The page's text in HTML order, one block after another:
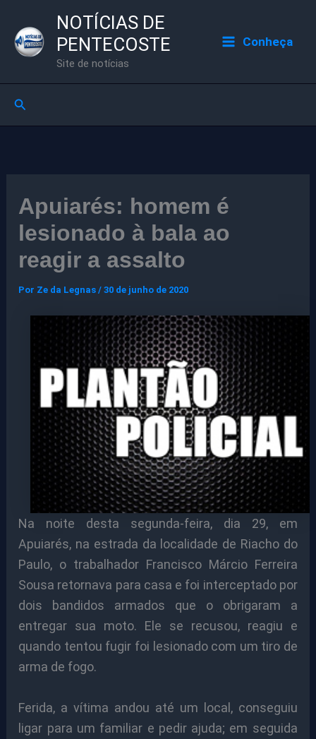
para
NOTÍCIAS DE
PENTECOSTE
Site de notícias
Conheça
Pesquisar
Apuiarés: homem é
lesionado à bala ao
reagir a assalto
Por Ze da Legnas/30 de junho de 2020
Na noite desta segunda-feira, dia 29, em
Apuiarés, na estrada da localidade de Riacho do
Paulo, o trabalhador Francisco Márcio Ferreira
Sousa retornava para casa e foi interceptado por
dois bandidos armados que o obrigaram a
entregar sua moto. Ele se recusou, reagiu e
quando tentou fugir foi lesionado com um tiro de
arma de fogo.
Ferida, a vítima andou até um local, conseguiu
ligar para um familiar e pedir ajuda; em seguida